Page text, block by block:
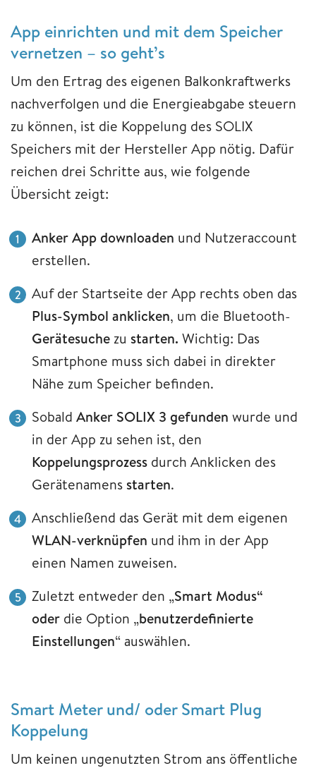
App einrichten und mit dem Speicher
vernetzen – so geht’s
Um den Ertrag des eigenen Balkonkraftwerks
nachverfolgen und die Energieabgabe steuern
zu können, ist die Koppelung des SOLIX
Speichers mit der Hersteller App nötig. Dafür
reichen drei Schritte aus, wie folgende
Übersicht zeigt:
Anker App downloaden und Nutzeraccount
erstellen.
Auf der Startseite der App rechts oben das
Plus-Symbol anklicken, um die Bluetooth-
Gerätesuchezu starten. Wichtig: Das
Smartphone muss sich dabei in direkter
Nähe zum Speicher befinden.
Sobald Anker SOLIX 3 gefunden wurde und
in der App zu sehen ist, den
Koppelungsprozess durch Anklicken des
Gerätenamens starten.
Anschließend das Gerät mit dem eigenen
WLAN-verknüpfen und ihm in der App
einen Namen zuweisen.
Zuletzt entweder den „Smart Modus“
oder die Option „benutzerdefinierte
Einstellungen“ auswählen.
Smart Meter und/ oder Smart Plug
Koppelung
Um keinen ungenutzten Strom ans öffentliche